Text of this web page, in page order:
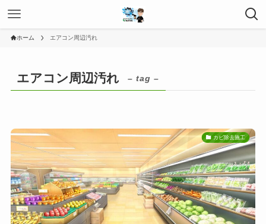
ホーム エアコン周辺汚れ
エアコン周辺汚れ – tag –
カビ除去施工